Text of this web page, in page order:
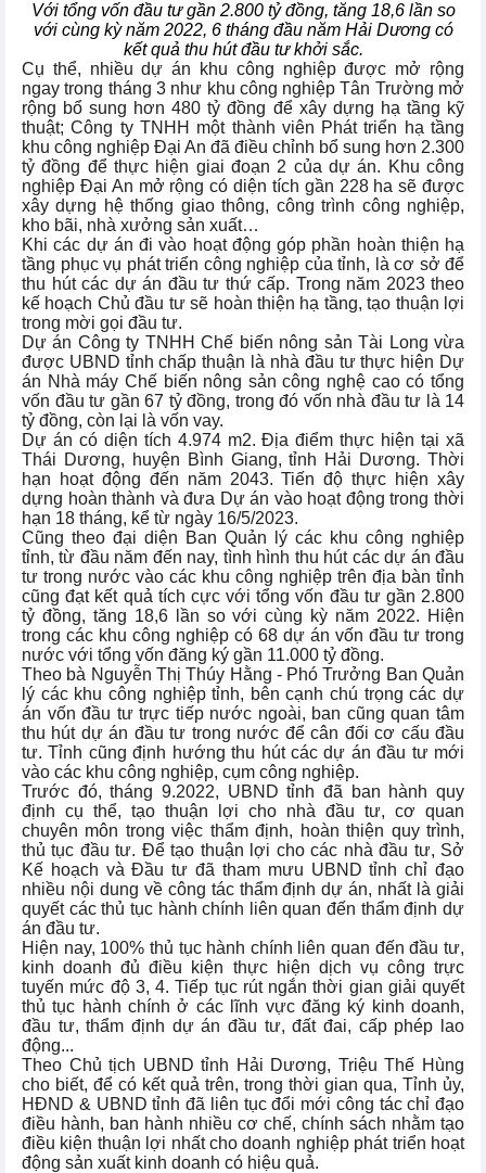
Với tổng vốn đầu tư gần 2.800 tỷ đồng, tăng 18,6 lần so
với cùng kỳ năm 2022, 6 tháng đầu năm Hải Dương có
kết quả thu hút đầu tư khởi sắc.
Cụ thể, nhiều dự án khu công nghiệp được mở rộng
ngay trong tháng 3 như khu công nghiệp Tân Trường mở
rộng bổ sung hơn 480 tỷ đồng để xây dựng hạ tầng kỹ
thuật; Công ty TNHH một thành viên Phát triển hạ tầng
khu công nghiệp Đại An đã điều chỉnh bổ sung hơn 2.300
tỷ đồng để thực hiện giai đoạn 2 của dự án. Khu công
nghiệp Đại An mở rộng có diện tích gần 228 ha sẽ được
xây dựng hệ thống giao thông, công trình công nghiệp,
kho bãi, nhà xưởng sản xuất…
Khi các dự án đi vào hoạt động góp phần hoàn thiện hạ
tầng phục vụ phát triển công nghiệp của tỉnh, là cơ sở để
thu hút các dự án đầu tư thứ cấp. Trong năm 2023 theo
kế hoạch Chủ đầu tư sẽ hoàn thiện hạ tầng, tạo thuận lợi
trong mời gọi đầu tư.
Dự án Công ty TNHH Chế biến nông sản Tài Long vừa
được UBND tỉnh chấp thuận là nhà đầu tư thực hiện Dự
án Nhà máy Chế biến nông sản công nghệ cao có tổng
vốn đầu tư gần 67 tỷ đồng, trong đó vốn nhà đầu tư là 14
tỷ đồng, còn lại là vốn vay.
Dự án có diện tích 4.974 m2. Địa điểm thực hiện tại xã
Thái Dương, huyện Bình Giang, tỉnh Hải Dương. Thời
hạn hoạt động đến năm 2043. Tiến độ thực hiện xây
dựng hoàn thành và đưa Dự án vào hoạt động trong thời
hạn 18 tháng, kể từ ngày 16/5/2023.
Cũng theo đại diện Ban Quản lý các khu công nghiệp
tỉnh, từ đầu năm đến nay, tình hình thu hút các dự án đầu
tư trong nước vào các khu công nghiệp trên địa bàn tỉnh
cũng đạt kết quả tích cực với tổng vốn đầu tư gần 2.800
tỷ đồng, tăng 18,6 lần so với cùng kỳ năm 2022. Hiện
trong các khu công nghiệp có 68 dự án vốn đầu tư trong
nước với tổng vốn đăng ký gần 11.000 tỷ đồng.
Theo bà Nguyễn Thị Thúy Hằng - Phó Trưởng Ban Quản
lý các khu công nghiệp tỉnh, bên cạnh chú trọng các dự
án vốn đầu tư trực tiếp nước ngoài, ban cũng quan tâm
thu hút dự án đầu tư trong nước để cân đối cơ cấu đầu
tư. Tỉnh cũng định hướng thu hút các dự án đầu tư mới
vào các khu công nghiệp, cụm công nghiệp.
Trước đó, tháng 9.2022, UBND tỉnh đã ban hành quy
định cụ thể, tạo thuận lợi cho nhà đầu tư, cơ quan
chuyên môn trong việc thẩm định, hoàn thiện quy trình,
thủ tục đầu tư. Để tạo thuận lợi cho các nhà đầu tư, Sở
Kế hoạch và Đầu tư đã tham mưu UBND tỉnh chỉ đạo
nhiều nội dung về công tác thẩm định dự án, nhất là giải
quyết các thủ tục hành chính liên quan đến thẩm định dự
án đầu tư.
Hiện nay, 100% thủ tục hành chính liên quan đến đầu tư,
kinh doanh đủ điều kiện thực hiện dịch vụ công trực
tuyến mức độ 3, 4. Tiếp tục rút ngắn thời gian giải quyết
thủ tục hành chính ở các lĩnh vực đăng ký kinh doanh,
đầu tư, thẩm định dự án đầu tư, đất đai, cấp phép lao
động...
Theo Chủ tịch UBND tỉnh Hải Dương, Triệu Thế Hùng
cho biết, để có kết quả trên, trong thời gian qua, Tỉnh ủy,
HĐND & UBND tỉnh đã liên tục đổi mới công tác chỉ đạo
điều hành, ban hành nhiều cơ chế, chính sách nhằm tạo
điều kiện thuận lợi nhất cho doanh nghiệp phát triển hoạt
động sản xuất kinh doanh có hiệu quả.